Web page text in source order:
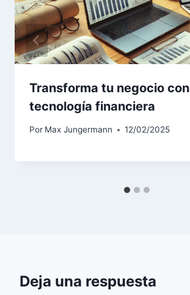
Transforma tu negocio con
tecnología financiera
Por Max Jungermann 12/02/2025
Deja una respuesta